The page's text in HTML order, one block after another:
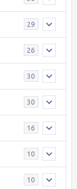
29
26
30
30
16
10
10